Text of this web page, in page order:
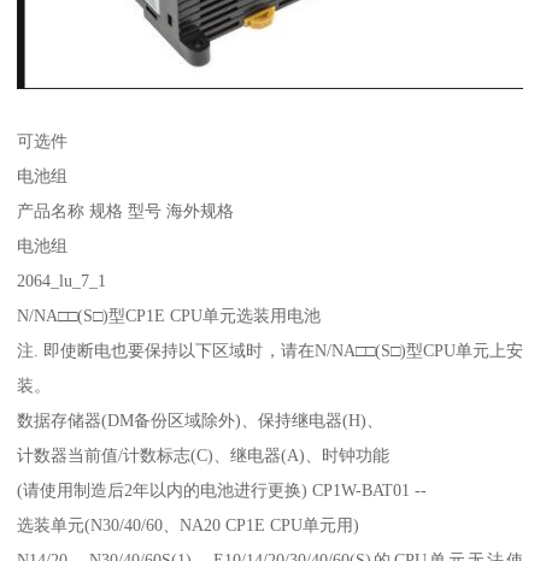
可选件
电池组
产品名称 规格 型号 海外规格
电池组
2064_lu_7_1
N/NA□□(S□)型CP1E CPU单元选装用电池
注. 即使断电也要保持以下区域时，请在N/NA□□(S□)型CPU单元上安
装。
数据存储器(DM备份区域除外)、保持继电器(H)、
计数器当前值/计数标志(C)、继电器(A)、时钟功能
(请使用制造后2年以内的电池进行更换) CP1W-BAT01 --
选装单元(N30/40/60、NA20 CP1E CPU单元用)